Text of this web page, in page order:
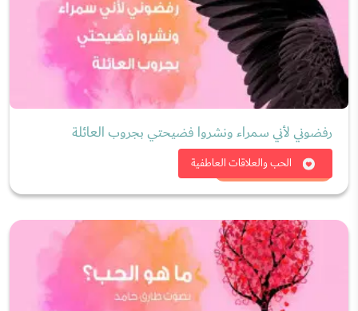
الحب والعلاقات العاطفية
رفضوني لأني سمراء ونشروا فضيحتي بجروب العائلة
شاهد الان